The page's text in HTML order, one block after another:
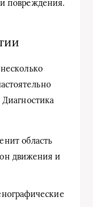
повреждения.
Диагностика
область
движения и